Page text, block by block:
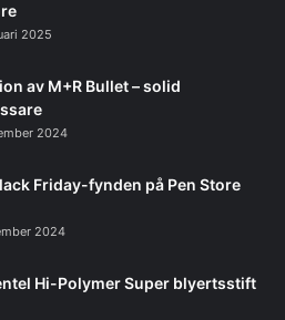
2025
av M+R Bullet – solid
2024
Friday-fynden på Pen Store
2024
Hi-Polymer Super blyertsstift